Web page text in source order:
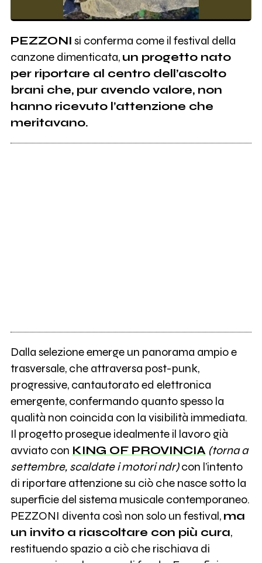
PEZZONI si conferma come il festival della
canzone dimenticata, un progetto nato
per riportare al centro dell’ascolto
brani che, pur avendo valore, non
hanno ricevuto l’attenzione che
meritavano.
Dalla selezione emerge un panorama ampio e
trasversale, che attraversa post-punk,
progressive, cantautorato ed elettronica
emergente, confermando quanto spesso la
qualità non coincida con la visibilità immediata.
Il progetto prosegue idealmente il lavoro già
avviato con KING OF PROVINCIA (torna a
settembre, scaldate i motori ndr)con l’intento
di riportare attenzione su ciò che nasce sotto la
superficie del sistema musicale contemporaneo.
PEZZONI diventa così non solo un festival, ma
un invito a riascoltare con più cura,
restituendo spazio a ciò che rischiava di